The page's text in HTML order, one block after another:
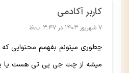
کاربر آکادمی
۷ شهریور ۱۴۰۳ در ۳:۴۷ ب٫ظ
چطوری میتونم بفهمم محتوایی که
میشه از چت جی پی تی هست یا